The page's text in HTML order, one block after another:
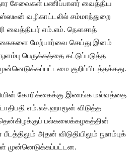
சேவைகள் பணிப்பாளர் வைத்திய
வழிகாட்டலில் சம்மாந்துறை
வைத்தியர் எம்.எம். நௌசாத்
மேற்பார்வை செய்து இனம்
பெருக்கத்தை கட்டுப்படுத்த
குறிப்பிடத்தக்கது.
கோரிக்கைக்கு இணங்க மல்வத்தை
எம்.எச்.ஹாரூன் விடுத்த
பல்கலைக்கழகத்தின்
அதன் விடுதியிலும் நுளம்புக்
முன்னெடுக்கப்பட்டன.